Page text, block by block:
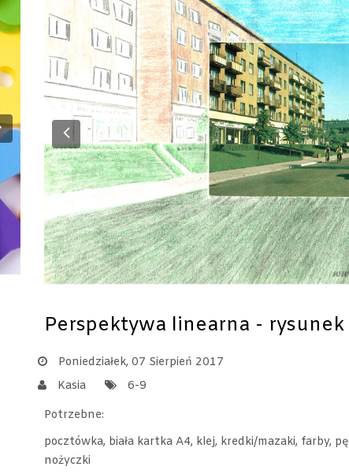
Next Previous
Perspektywa linearna -
Poniedziałek, 07 Sierpień 2017
Kasia
6-9
Potrzebne:
pocztówka, biała kartka A4, klej, kredki/mazaki, farby,
nożyczki